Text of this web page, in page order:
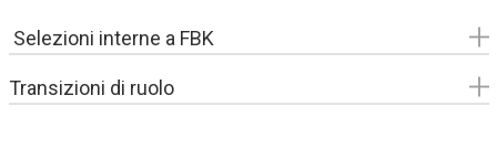
Selezioni interne a FBK
Transizioni di ruolo